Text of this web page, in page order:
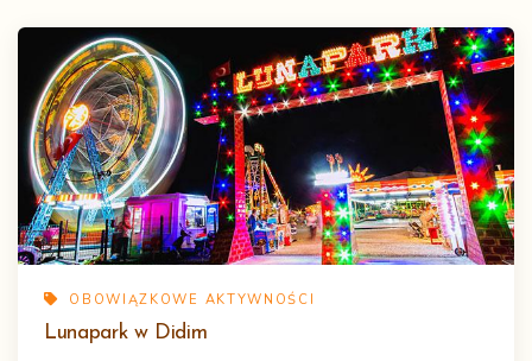
OBOWIĄZKOWE AKTYWNOŚCI
Lunapark w Didim